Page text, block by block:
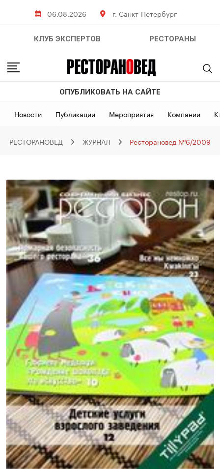
06.08.2026 г. Санкт-Петербург
КЛУБ ЭКСПЕРТОВ РЕСТОРАНЫ
ОПУБЛИКОВАТЬ НА САЙТЕ
Новости Публикации Мероприятия Компании
РЕСТОРАНОВЕД ЖУРНАЛ Ресторановед №6/2009